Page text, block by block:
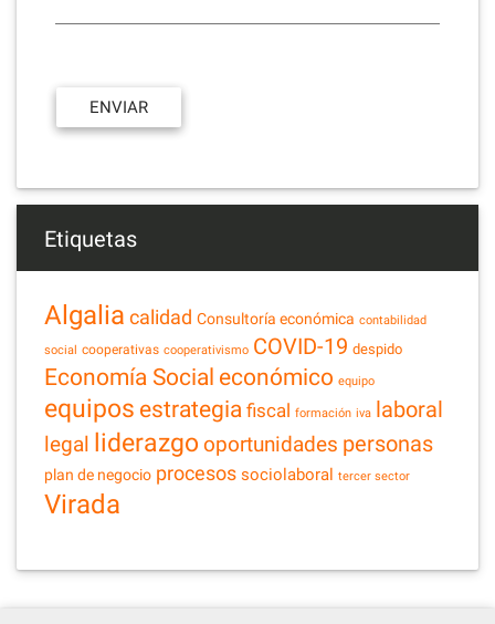
Etiquetas
Algalia calidad Consultoría económica contabilidad
social cooperativas cooperativismo COVID-19 despido
Economía Social económico equipo
equipos estrategia fiscal formación iva laboral
legal liderazgo oportunidades personas
plan de negocio procesos sociolaboral tercer sector
Virada